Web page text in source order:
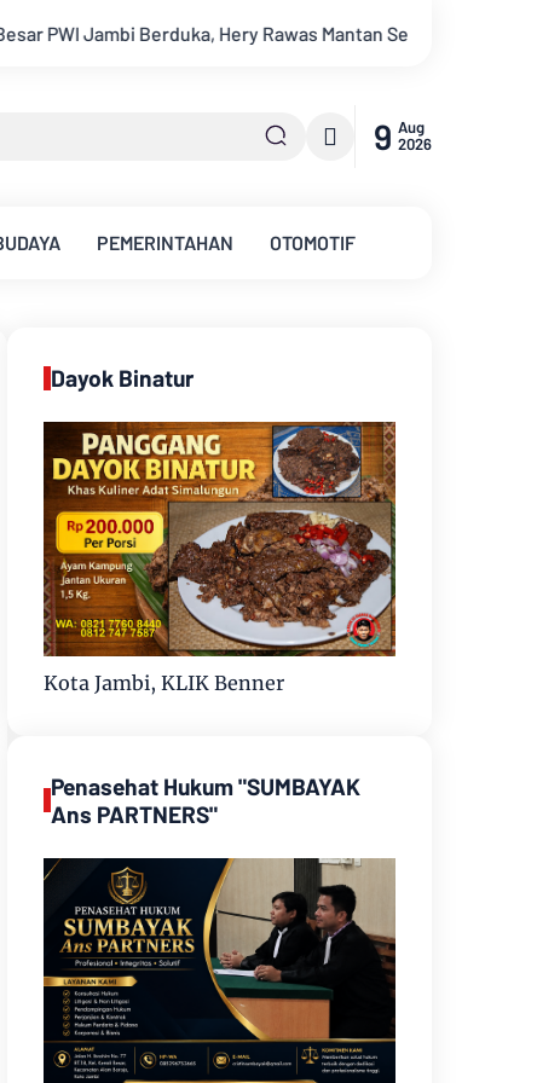
PWI Jambi Tutup Usia Menapaki Usia 59 Tahun,
9 Aug
2026
PEMERINTAHAN OTOMOTIF
Dayok Binatur
Kota Jambi, KLIK Benner
Penasehat Hukum "SUMBAYAK
Ans PARTNERS"